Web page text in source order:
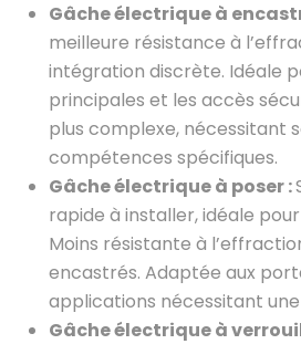
Gâche électrique à
meilleure résistance à
intégration discrète. Idéale
principales et les accès
plus complexe, nécessitant
compétences spécifiques.
Gâche électrique à poser :
rapide à installer, idéale
Moins résistante à
encastrés. Adaptée aux
applications nécessitant
Gâche électrique à